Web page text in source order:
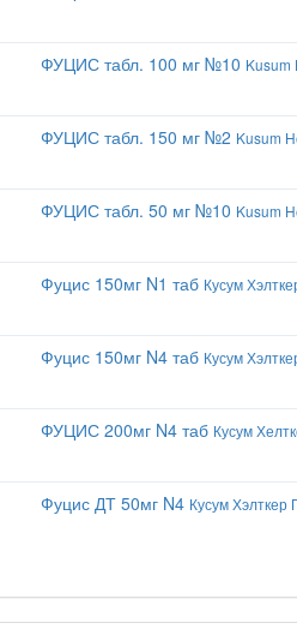
ФУЦИС табл. 100 мг №10 Kusum
ФУЦИС табл. 150 мг №2 Kusum
ФУЦИС табл. 50 мг №10 Kusum
Фуцис 150мг N1 таб Кусум
Фуцис 150мг N4 таб Кусум
ФУЦИС 200мг N4 таб Кусум
Фуцис ДТ 50мг N4 Кусум Хэлткер